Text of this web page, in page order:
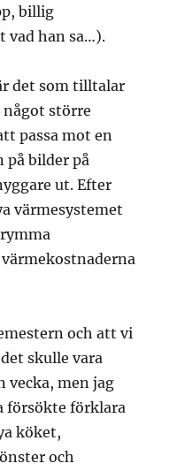
billig
vad han sa…).
det som tilltalar
något större
passa mot en
på bilder på
ut. Efter
värmesystemet
och att vi
skulle vara
vecka, men jag
försökte förklara
köket,
och